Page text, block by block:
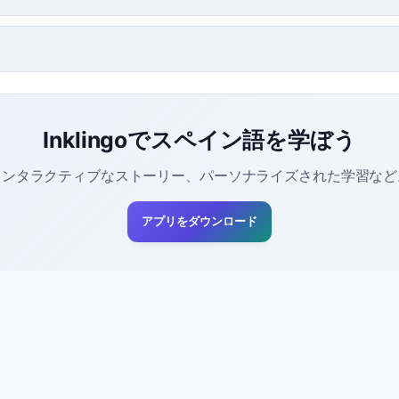
Inklingoでスペイン語を学ぼう
タラクティブなストーリー、パーソナライズされた学習な
アプリをダウンロード